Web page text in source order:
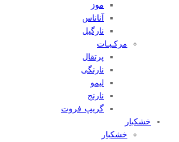
موز
آناناس
نارگیل
مرکـبـات
پرتقال
نارنگی
لیمو
نارنج
گریپ فروت
خشکبار
خشکبار